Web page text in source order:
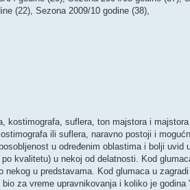
(22), Sezona 2009/10 godine (38),
kostimografa, suflera, ton majstora i
ili suflera, naravno postoji i
u određenim oblastima i bolji uvid
kvalitetu) u nekoj od delatnosti. Kod
u predstavama. Kod glumaca u
za vreme upravnikovanja i koliko je godina